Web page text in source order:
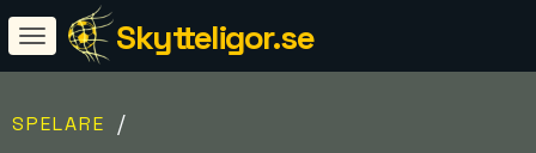
Skytteligor.se
SPELARE /